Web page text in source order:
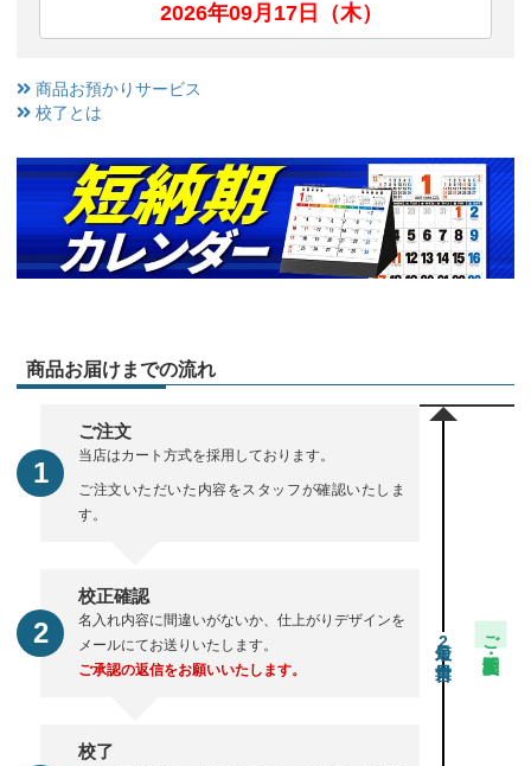
2026年09月17日（木）
商品お預かりサービス
校了とは
商品お届けまでの流れ
ご注文
当店はカート方式を採用しております。
ご注文いただいた内容をスタッフが確認いたしま
す。
校正確認
名入れ内容に間違いがないか、仕上がりデザインを
メールにてお送りいたします。
ご承認の返信をお願いいたします。
校了
2 ご注文・校正期間